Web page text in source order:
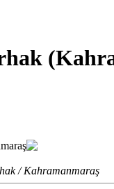
/ Kahramanmaraş